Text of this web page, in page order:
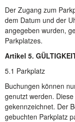
Der Zugang zum
dem Datum und der
angegeben wurden,
Parkplatzes.
Artikel 5.
5.1 Parkplatz
Buchungen können
genutzt werden.
gekennzeichnet. Der
gebuchten Parkplatz